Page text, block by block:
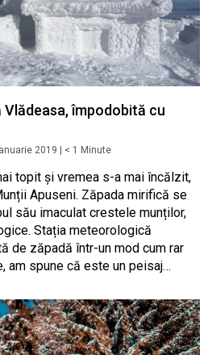
împodobită cu
2019 < 1 Minute
topit și vremea s-a mai încălzit,
Apuseni. Zăpada mirifică se
său imaculat crestele munților,
Stația meteorologică
de zăpadă într-un mod cum rar
am spune că este un peisaj…